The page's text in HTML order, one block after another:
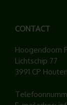
CONTACT
Hoogendoorn
Lichtschip 77
3991 CP Houten